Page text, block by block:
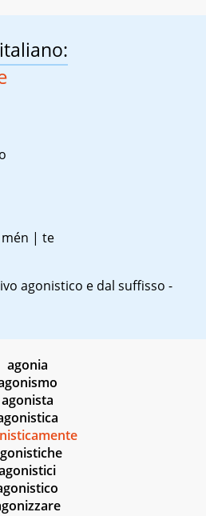
| te
agonistico e dal suffisso -
agonia
agonista